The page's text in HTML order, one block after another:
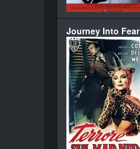
Journey Into Fear